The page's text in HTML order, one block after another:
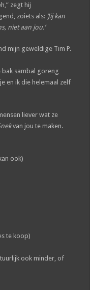
zegt hij
zoiets als: ‘Jij kan
niet aan jou.’
mijn geweldige Tim P.
bak sambal goreng
en ik die helemaal zelf
liever wat ze
van jou te maken.
ook)
te koop)
ook minder, of